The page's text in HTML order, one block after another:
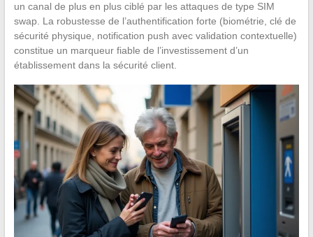
un canal de plus en plus ciblé par les attaques de type SIM
swap. La robustesse de l’authentification forte (biométrie, clé de
sécurité physique, notification push avec validation contextuelle)
constitue un marqueur fiable de l’investissement d’un
établissement dans la sécurité client.